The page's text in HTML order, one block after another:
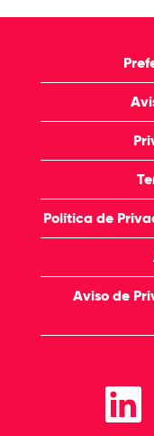
Política de
Aviso de
A
r